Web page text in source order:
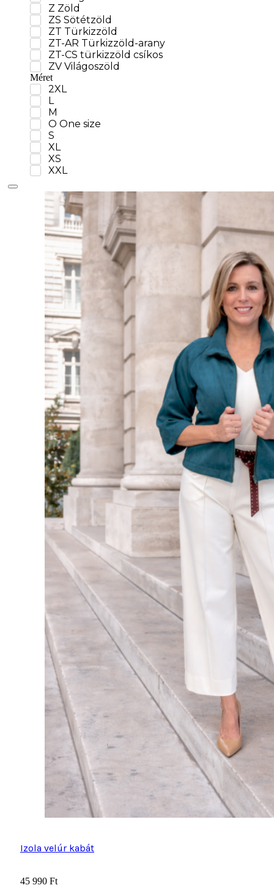
Z Zöld
ZS Sötétzöld
ZT Türkizzöld
ZT-AR Türkizzöld-arany
ZT-CS türkizzöld csíkos
ZV Világoszöld
Méret
2XL
L
M
O One size
S
XL
XS
XXL
Izola velúr kabát
45 990 Ft